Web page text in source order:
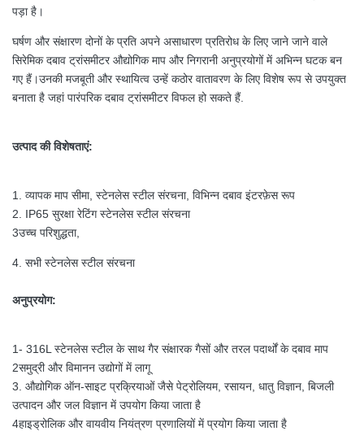
पड़ा है।
घर्षण और संक्षारण दोनों के प्रति अपने असाधारण प्रतिरोध के लिए जाने जाने वाले
सिरेमिक दबाव ट्रांसमीटर औद्योगिक माप और निगरानी अनुप्रयोगों में अभिन्न घटक बन
गए हैं।उनकी मजबूती और स्थायित्व उन्हें कठोर वातावरण के लिए विशेष रूप से उपयुक्त
बनाता है जहां पारंपरिक दबाव ट्रांसमीटर विफल हो सकते हैं.
उत्पाद की विशेषताएं:
1. व्यापक माप सीमा, स्टेनलेस स्टील संरचना, विभिन्न दबाव इंटरफ़ेस रूप
2. IP65 सुरक्षा रेटिंग स्टेनलेस स्टील संरचना
3उच्च परिशुद्धता,
4. सभी स्टेनलेस स्टील संरचना
अनुप्रयोग:
1- 316L स्टेनलेस स्टील के साथ गैर संक्षारक गैसों और तरल पदार्थों के दबाव माप
2समुद्री और विमानन उद्योगों में लागू
3. औद्योगिक ऑन-साइट प्रक्रियाओं जैसे पेट्रोलियम, रसायन, धातु विज्ञान, बिजली
उत्पादन और जल विज्ञान में उपयोग किया जाता है
4हाइड्रोलिक और वायवीय नियंत्रण प्रणालियों में प्रयोग किया जाता है